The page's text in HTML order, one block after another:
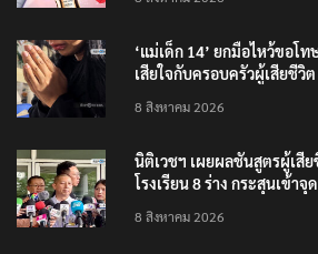
8 สิงหาคม 2026
‘แม่เด็ก 14’ ยกมือไหว้ขอโ
8 สิงหาคม 2026
นิติเวชฯ เผยผลชันสูตรผู้เสี